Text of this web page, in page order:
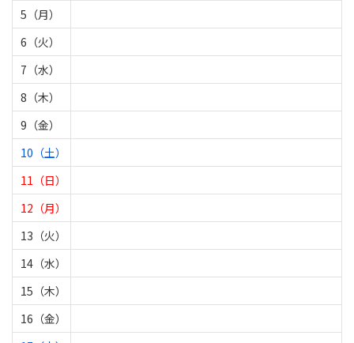
5（月）
6（火）
7（水）
8（木）
9（金）
10（土）
11（日）
12（月）
13（火）
14（水）
15（木）
16（金）